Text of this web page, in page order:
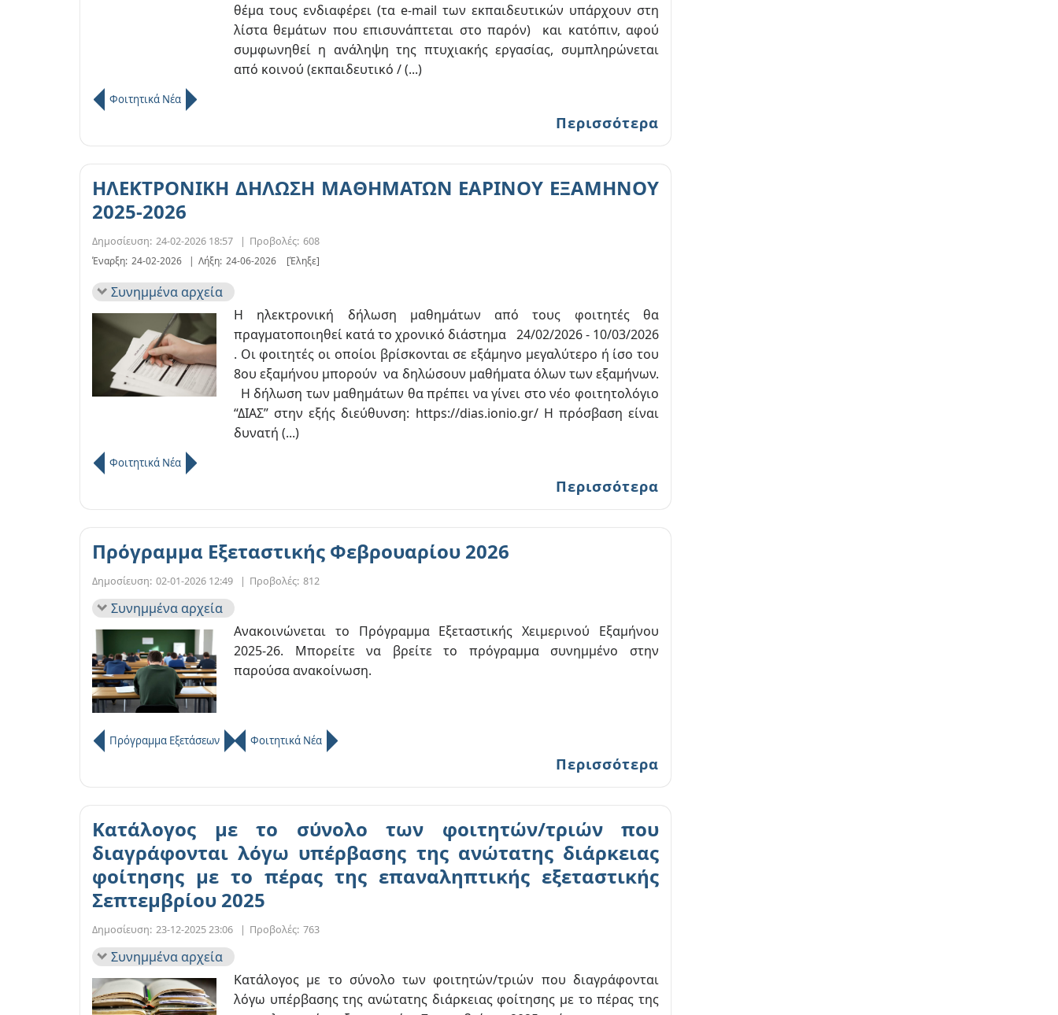
θέμα τους ενδιαφέρει (τα e-mail των εκπαιδευτικών υπάρχουν στη
λίστα θεμάτων που επισυνάπτεται στο παρόν) και κατόπιν, αφού
συμφωνηθεί η ανάληψη της πτυχιακής εργασίας, συμπληρώνεται
από κοινού (εκπαιδευτικό / (...)
Φοιτητικά Νέα
Περισσότερα
ΗΛΕΚΤΡΟΝΙΚΗ ΔΗΛΩΣΗ ΜΑΘΗΜΑΤΩΝ ΕΑΡΙΝΟΥ ΕΞΑΜΗΝΟΥ
2025-2026
Δημοσίευση: 24-02-2026 18:57 | Προβολές: 608
Έναρξη: 24-02-2026 | Λήξη: 24-06-2026 [Έληξε]
Συνημμένα αρχεία
Η ηλεκτρονική δήλωση μαθημάτων από τους φοιτητές θα
πραγματοποιηθεί κατά το χρονικό διάστημα 24/02/2026 - 10/03/2026
. Οι φοιτητές οι οποίοι βρίσκονται σε εξάμηνο μεγαλύτερο ή ίσο του
8ου εξαμήνου μπορούν να δηλώσουν μαθήματα όλων των εξαμήνων.
Η δήλωση των μαθημάτων θα πρέπει να γίνει στο νέο φοιτητολόγιο
“ΔΙΑΣ” στην εξής διεύθυνση: https://dias.ionio.gr/ Η πρόσβαση είναι
δυνατή (...)
Φοιτητικά Νέα
Περισσότερα
Πρόγραμμα Εξεταστικής Φεβρουαρίου 2026
Δημοσίευση: 02-01-2026 12:49 | Προβολές: 812
Συνημμένα αρχεία
Ανακοινώνεται το Πρόγραμμα Εξεταστικής Χειμερινού Εξαμήνου
2025-26. Μπορείτε να βρείτε το πρόγραμμα συνημμένο στην
παρούσα ανακοίνωση.
Πρόγραμμα Εξετάσεων Φοιτητικά Νέα
Περισσότερα
Κατάλογος με το σύνολο των φοιτητών/τριών που
διαγράφονται λόγω υπέρβασης της ανώτατης διάρκειας
φοίτησης με το πέρας της επαναληπτικής εξεταστικής
Σεπτεμβρίου 2025
Δημοσίευση: 23-12-2025 23:06 | Προβολές: 763
Συνημμένα αρχεία
Κατάλογος με το σύνολο των φοιτητών/τριών που διαγράφονται
λόγω υπέρβασης της ανώτατης διάρκειας φοίτησης με το πέρας της